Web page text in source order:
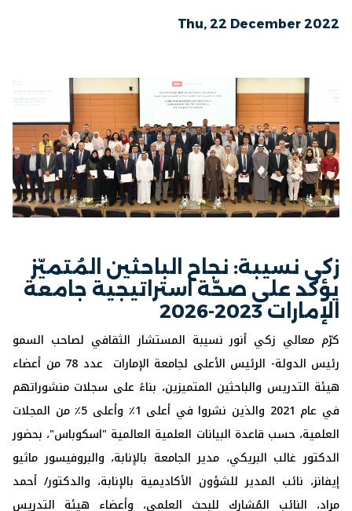
Thu, 22 December 2022
زكي نسيبة: نجاح الباحثين المُتميّز
يؤكد على صحّة استراتيجية جامعة
الإمارات 2023-2026
كرّم معالي زكي أنور نسيبة المستشار الثقافي لصاحب السمو
رئيس الدولة- الرئيس الأعلى لجامعة الإمارات عدد 78 من أعضاء
هيئة التدريس والباحثين المتميزين، بناءً على سجلات منشوراتهم
في عام 2021 والذين نشروا في أعلى 1٪ وأعلى 5٪ من المجلات
العلمية، حسب قاعدة البيانات العلمية العالمية "اسكوباس"، بحضور
الدكتور غالب البريكي، مدير الجامعة بالإنابة، والبروفيسور ماثيو
إيفانز، نائب المدير للشؤون الأكاديمية بالإنابة، والدكتور/ أحمد
مراد، النائب المُشارك للبحث العلمي، وأعضاء هيئة التدريس